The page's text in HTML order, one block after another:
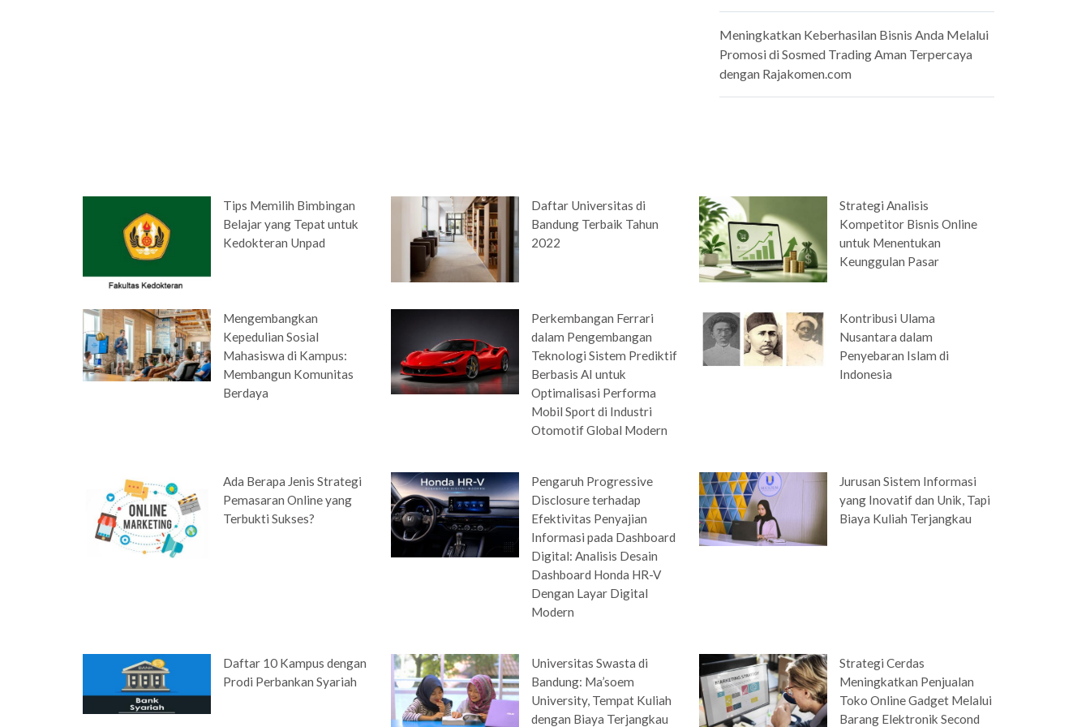
Meningkatkan Keberhasilan Bisnis Anda Melalui
Promosi di Sosmed Trading Aman Terpercaya
dengan Rajakomen.com
Tips Memilih Bimbingan
Belajar yang Tepat untuk
Kedokteran Unpad
Daftar Universitas di
Bandung Terbaik Tahun
2022
Strategi Analisis
Kompetitor Bisnis Online
untuk Menentukan
Keunggulan Pasar
Mengembangkan
Kepedulian Sosial
Mahasiswa di Kampus:
Membangun Komunitas
Berdaya
Perkembangan Ferrari
dalam Pengembangan
Teknologi Sistem Prediktif
Berbasis AI untuk
Optimalisasi Performa
Mobil Sport di Industri
Otomotif Global Modern
Kontribusi Ulama
Nusantara dalam
Penyebaran Islam di
Indonesia
Ada Berapa Jenis Strategi
Pemasaran Online yang
Terbukti Sukses?
Pengaruh Progressive
Disclosure terhadap
Efektivitas Penyajian
Informasi pada Dashboard
Digital: Analisis Desain
Dashboard Honda HR-V
Dengan Layar Digital
Modern
Jurusan Sistem Informasi
yang Inovatif dan Unik, Tapi
Biaya Kuliah Terjangkau
Daftar 10 Kampus dengan
Prodi Perbankan Syariah
Universitas Swasta di
Bandung: Ma’soem
University, Tempat Kuliah
dengan Biaya Terjangkau
Strategi Cerdas
Meningkatkan Penjualan
Toko Online Gadget Melalui
Barang Elektronik Second